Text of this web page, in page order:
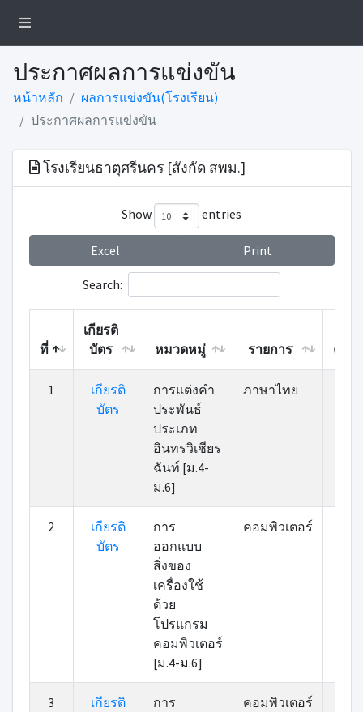
ประกาศผลการแข่งขัน
หน้าหลัก
ผลการแข่งขัน(โรงเรียน)
ประกาศผลการแข่งขัน
โรงเรียนธาตุศรีนคร [สังกัด สพม.]
Show entries
Excel Print
Search:
ที่
เกียรติ
บัตร
หมวดหมู่ รายการ
คะแ
เกียรติ
บัตร
หมวดหมู่ รายการ
1
เกียรติ
บัตร
การแต่งคำ
ประพันธ์
ประเภท
อินทรวิเชียร
ฉันท์ [ม.4-
ม.6]
ภาษาไทย
2
เกียรติ
บัตร
การ
ออกแบบ
สิ่งของ
เครื่องใช้
ด้วย
โปรแกรม
คอมพิวเตอร์
[ม.4-ม.6]
คอมพิวเตอร์
3
เกียรติ
การ
คอมพิวเตอร์